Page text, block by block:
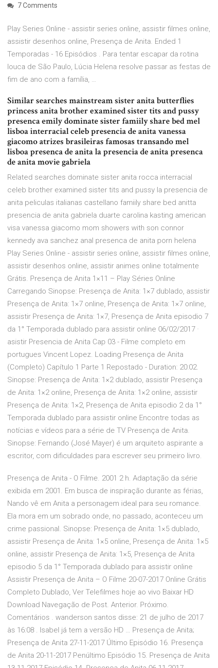
7 Comments
Play Series Online - assistir series online, assistir filmes online,
assistir desenhos online, Presença de Anita. Ended 1
Temporadas - 16 Episódios . Para tentar escapar da rotina
louca de São Paulo, Lúcia Helena resolve passar as festas de
fim de ano com a família, …
Similar searches mainstream sister anita butterflies
princess anita brother examined sister tits and pussy
presenca emily dominate sister famiily share bed mel
lisboa interracial celeb presencia de anita vanessa
giacomo atrizes brasileiras famosas transando mel
lisboa presenca de anita la presencia de anita presenca
de anita movie gabriela
Related searches dominate sister anita rocca interracial
celeb brother examined sister tits and pussy la presencia de
anita peliculas italianas castellano famiily share bed anitta
presencia de anita gabriela duarte carolina kasting american
visa vanessa giacomo mom showers with son connor
kennedy ava sanchez anal presenca de anita porn helena
Play Series Online - assistir series online, assistir filmes online,
assistir desenhos online, assistir animes online totalmente
Grátis. Presença de Anita 1×11 – Play Séries Online
Carregando Sinopse: Presença de Anita: 1×7 dublado, assistir
Presença de Anita: 1×7 online, Presença de Anita: 1×7 online,
assistir Presença de Anita: 1×7, Presença de Anita episodio 7
da 1° Temporada dublado para assistir online 06/02/2017 ·
asistir Presencia de Anita Cap 03 - Filme completo em
portugues Vincent Lopez. Loading Presença de Anita
(Completo) Capítulo 1 Parte 1 Repostado - Duration: 20:02.
Sinopse: Presença de Anita: 1×2 dublado, assistir Presença
de Anita: 1×2 online, Presença de Anita: 1×2 online, assistir
Presença de Anita: 1×2, Presença de Anita episodio 2 da 1°
Temporada dublado para assistir online Encontre todas as
notícias e vídeos para a série de TV Presença de Anita.
Sinopse: Fernando (José Mayer) é um arquiteto aspirante a
escritor, com dificuldades para escrever seu primeiro livro.
Presença de Anita - O Filme. 2001 2 h. Adaptação da série
exibida em 2001. Em busca de inspiração durante as férias,
Nando vê em Anita a personagem ideal para seu romance.
Ela mora em um sobrado onde, no passado, aconteceu um
crime passional. Sinopse: Presença de Anita: 1×5 dublado,
assistir Presença de Anita: 1×5 online, Presença de Anita: 1×5
online, assistir Presença de Anita: 1×5, Presença de Anita
episodio 5 da 1° Temporada dublado para assistir online
Assistir Presença de Anita – O Filme 20-07-2017 Online Grátis
Completo Dublado, Ver Telefilmes hoje ao vivo Baixar HD
Download Navegação de Post. Anterior. Próximo.
Comentários . wanderson santos disse: 21 de julho de 2017
às 16:08 . Isabel já tem a versão HD … Presença de Anita;
Presença de Anita 27-11-2017 Último Episódio 16. Presença
de Anita 20-11-2017 Penúltimo Episódio 15. Presença de Anita